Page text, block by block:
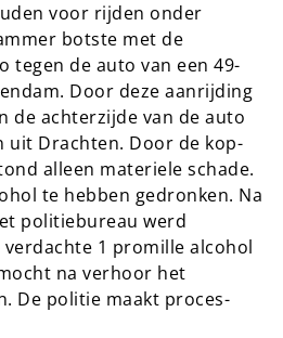
voor rijden onder
botste met de
tegen de auto van een 49-
Door deze aanrijding
de achterzijde van de auto
uit Drachten. Door de kop-
alleen materiele schade.
te hebben gedronken. Na
politiebureau werd
1 promille alcohol
na verhoor het
De politie maakt proces-